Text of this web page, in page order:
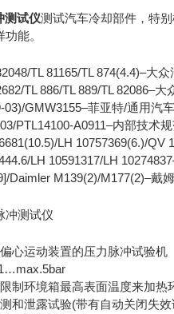
测试仪测试汽车冷却部件，特别
能。
TL 81165/TL 874(4.4)–大
TL 886/TL 889/TL 82086–
03)/GMW3155–菲亚特/通用汽
PTL14100-A0911–内部技术
LH 10757369(6.)/
LH 10591317/LH
Daimler M139(2)/M177(2)–戴
心运动装置的压力脉冲试验机
制环境箱最高表面温度来加热
和泄露试验(带有自动关闭失